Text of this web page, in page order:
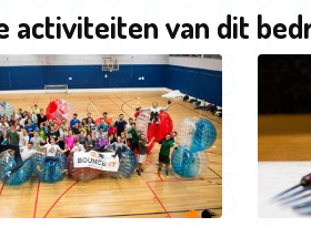
activiteiten van dit